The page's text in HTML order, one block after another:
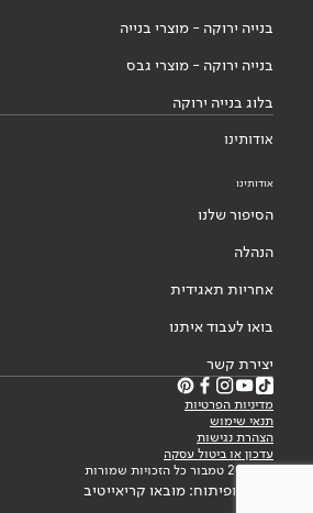
בנייה ירוקה - מוצרי בנייה
בנייה ירוקה - מוצרי גבס
בלוג בנייה ירוקה
אודותינו
אודותינו
הסיפור שלנו
הנהלה
אחריות תאגידית
בואו לעבוד איתנו
יצירת קשר
מדיניות הפרטיות
תנאי שימוש
הצהרת נגישות
עדכון או ביטול עסקה
© 2026 טמבור כל הזכויות שמורות
עיצוב ופיתוח: מובאו קריאייטיב